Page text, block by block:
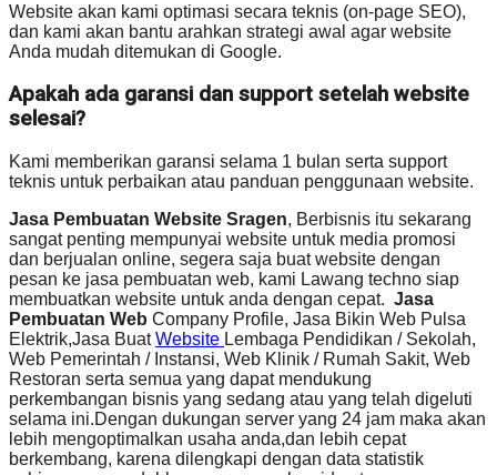
Website akan kami optimasi secara teknis (on-page SEO),
dan kami akan bantu arahkan strategi awal agar website
Anda mudah ditemukan di Google.
Apakah ada garansi dan support setelah website
selesai?
Kami memberikan garansi selama 1 bulan serta support
teknis untuk perbaikan atau panduan penggunaan website.
Jasa Pembuatan Website Sragen, Berbisnis itu sekarang
sangat penting mempunyai website untuk media promosi
dan berjualan online, segera saja buat website dengan
pesan ke jasa pembuatan web, kami Lawang techno siap
membuatkan website untuk anda dengan cepat. Jasa
Pembuatan Web Company Profile, Jasa Bikin Web Pulsa
Elektrik,Jasa BuatWebsite Lembaga Pendidikan / Sekolah,
Web Pemerintah / Instansi, Web Klinik / Rumah Sakit, Web
Restoran serta semua yang dapat mendukung
perkembangan bisnis yang sedang atau yang telah digeluti
selama ini.Dengan dukungan server yang 24 jam maka akan
lebih mengoptimalkan usaha anda,dan lebih cepat
berkembang, karena dilengkapi dengan data statistik